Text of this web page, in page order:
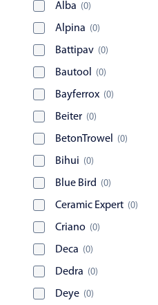
Alba (0)
Alpina (0)
Battipav (0)
Bautool (0)
Bayferrox (0)
Beiter (0)
BetonTrowel (0)
Bihui (0)
Blue Bird (0)
Ceramic Expert (0)
Criano (0)
Deca (0)
Dedra (0)
Deye (0)